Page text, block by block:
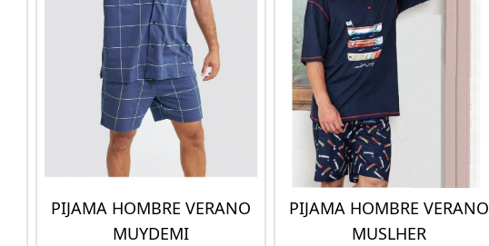
PIJAMA HOMBRE VERANO
MUYDEMI
PIJAMA HOMBRE VERANO
MUSLHER